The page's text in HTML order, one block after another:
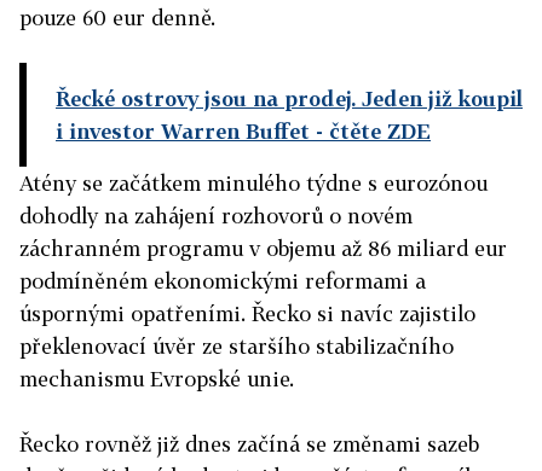
pouze 60 eur denně.
Řecké ostrovy jsou na prodej. Jeden již koupil
i investor Warren Buffet - čtěte ZDE
Atény se začátkem minulého týdne s eurozónou
dohodly na zahájení rozhovorů o novém
záchranném programu v objemu až 86 miliard eur
podmíněném ekonomickými reformami a
úspornými opatřeními. Řecko si navíc zajistilo
překlenovací úvěr ze staršího stabilizačního
mechanismu Evropské unie.
Řecko rovněž již dnes začíná se změnami sazeb